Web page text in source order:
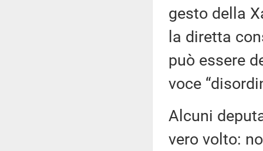
gesto della
la diretta
può essere
voce
Alcuni
vero volto: